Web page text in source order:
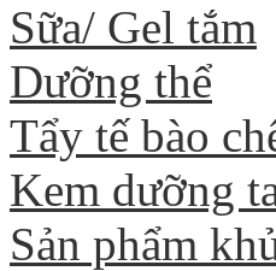
Sữa/ Gel tắm
Dưỡng thể
Tẩy tế bào
Kem dưỡng
Sản phẩm